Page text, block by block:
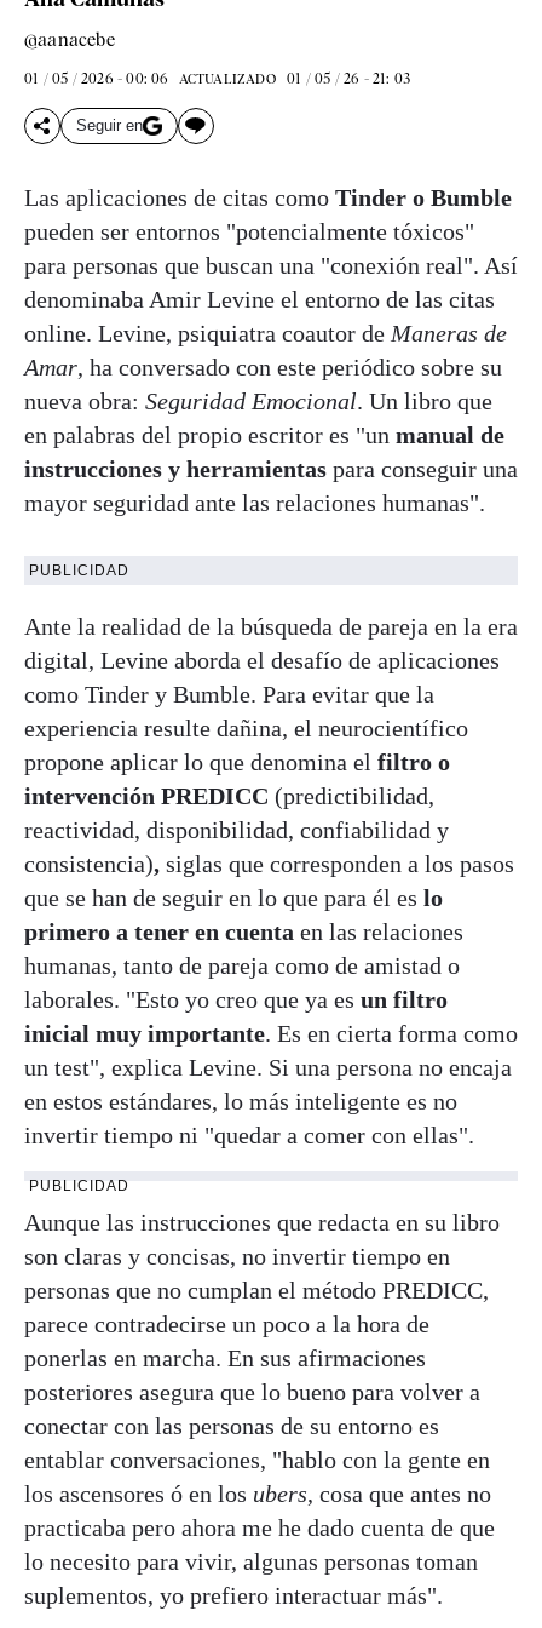
@aanacebe
01 / 05 / 2026 - 00: 06 ACTUALIZADO 01 / 05 / 26 - 21: 03
Seguir en
Las aplicaciones de citas como Tinder o Bumble
pueden ser entornos "potencialmente tóxicos"
para personas que buscan una "conexión real". Así
denominaba Amir Levine el entorno de las citas
online. Levine, psiquiatra coautor de Maneras de
Amar, ha conversado con este periódico sobre su
nueva obra: Seguridad Emocional. Un libro que
en palabras del propio escritor es "un manual de
instrucciones y herramientas para conseguir una
mayor seguridad ante las relaciones humanas".
PUBLICIDAD
Ante la realidad de la búsqueda de pareja en la era
digital, Levine aborda el desafío de aplicaciones
como Tinder y Bumble. Para evitar que la
experiencia resulte dañina, el neurocientífico
propone aplicar lo que denomina el filtro o
intervención PREDICC (predictibilidad,
reactividad, disponibilidad, confiabilidad y
consistencia), siglas que corresponden a los pasos
que se han de seguir en lo que para él es lo
primero a tener en cuenta en las relaciones
humanas, tanto de pareja como de amistad o
laborales. "Esto yo creo que ya es un filtro
inicial muy importante. Es en cierta forma como
un test", explica Levine. Si una persona no encaja
en estos estándares, lo más inteligente es no
invertir tiempo ni "quedar a comer con ellas".
PUBLICIDAD
Aunque las instrucciones que redacta en su libro
son claras y concisas, no invertir tiempo en
personas que no cumplan el método PREDICC,
parece contradecirse un poco a la hora de
ponerlas en marcha. En sus afirmaciones
posteriores asegura que lo bueno para volver a
conectar con las personas de su entorno es
entablar conversaciones, "hablo con la gente en
los ascensores ó en los ubers, cosa que antes no
practicaba pero ahora me he dado cuenta de que
lo necesito para vivir, algunas personas toman
suplementos, yo prefiero interactuar más".